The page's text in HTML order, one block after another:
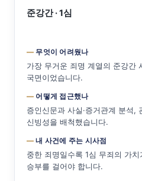
준강간 · 1심
무엇이 어려웠나
가장 무거운 죄명 계열의 준강간
국면이었습니다.
어떻게 접근했나
증인신문과 사실·증거관계 분석,
신빙성을 배척했습니다.
내 사건에 주는 시사점
중한 죄명일수록 1심 무죄의 가
승부를 걸어야 합니다.